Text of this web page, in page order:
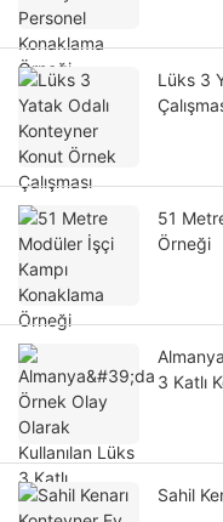
Lüks 3
51
Örneği
3 Katlı
Sahil